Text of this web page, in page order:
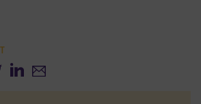
LinkedIn
E-mail